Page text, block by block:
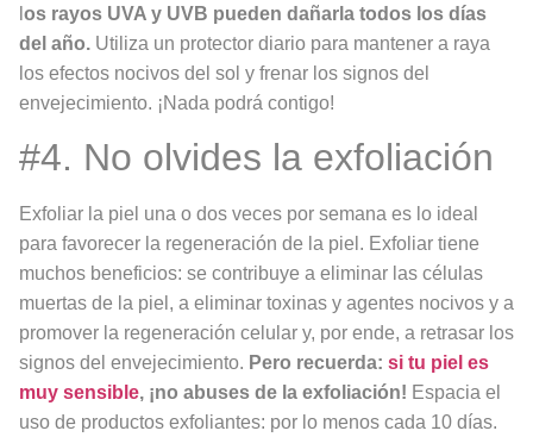
os rayos UVA y UVB pueden dañarla todos los días
del año. Utiliza un protector diario para mantener a raya
los efectos nocivos del sol y frenar los signos del
envejecimiento. ¡Nada podrá contigo!
#4. No olvides la exfoliación
Exfoliar la piel una o dos veces por semana es lo ideal
para favorecer la regeneración de la piel. Exfoliar tiene
muchos beneficios: se contribuye a eliminar las células
muertas de la piel, a eliminar toxinas y agentes nocivos y a
promover la regeneración celular y, por ende, a retrasar los
signos del envejecimiento. Pero recuerda: si tu piel es
muy sensible, ¡no abuses de la exfoliación! Espacia el
uso de productos exfoliantes: por lo menos cada 10 días.